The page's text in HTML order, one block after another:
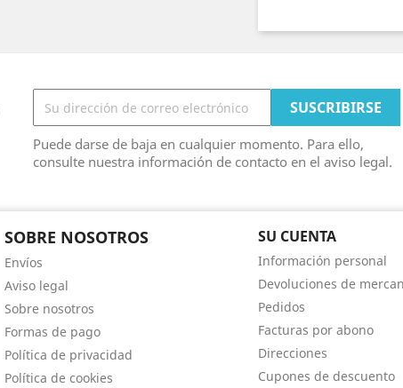
Puede darse de baja en cualquier momento. Para ello,
consulte nuestra información de contacto en el aviso legal.
SOBRE NOSOTROS
Envíos
Aviso legal
Sobre nosotros
Formas de pago
Política de privacidad
Política de cookies
SU CUENTA
Información personal
Devoluciones de
Pedidos
Facturas por abono
Direcciones
Cupones de descuento